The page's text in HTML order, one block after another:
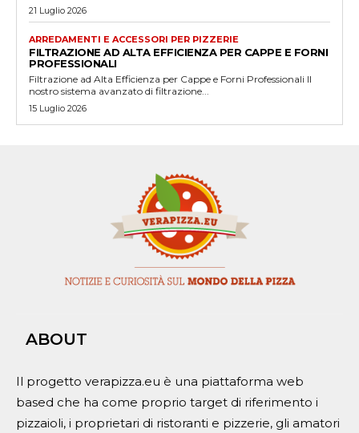
21 Luglio 2026
ARREDAMENTI E ACCESSORI PER PIZZERIE
FILTRAZIONE AD ALTA EFFICIENZA PER CAPPE E FORNI
PROFESSIONALI
Filtrazione ad Alta Efficienza per Cappe e Forni Professionali Il
nostro sistema avanzato di filtrazione...
15 Luglio 2026
ABOUT
Il progetto verapizza.eu è una piattaforma web
based che ha come proprio target di riferimento i
pizzaioli, i proprietari di ristoranti e pizzerie, gli amatori